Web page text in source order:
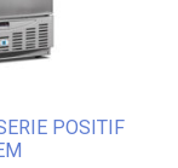
POSITIF